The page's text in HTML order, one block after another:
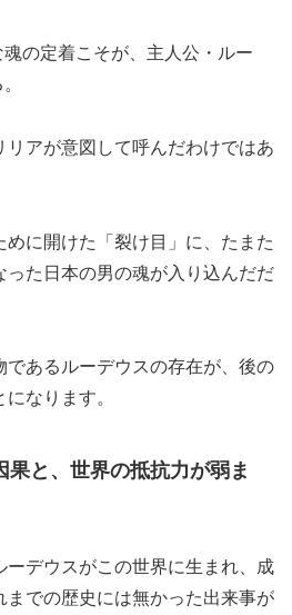
の定着こそが、主人公・ルー
アが意図して呼んだわけではあ
に開けた「裂け目」に、たまた
った日本の男の魂が入り込んだだ
であるルーデウスの存在が、後の
なります。
果と、世界の抵抗力が弱ま
ーデウスがこの世界に生まれ、成
までの歴史には無かった出来事が